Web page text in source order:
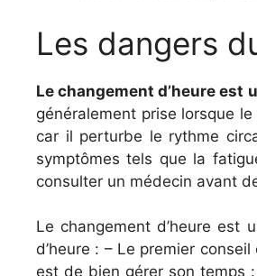
Les dangers
Le changement d’heure est
généralement prise lorsque le
car il perturbe le rythme
symptômes tels que la
consulter un médecin avant
Le changement d’heure est
d’heure : – Le premier
est de bien gérer son temps